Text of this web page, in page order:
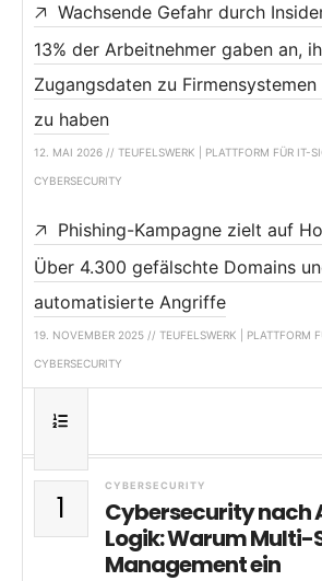
Wachsende Gefahr durch
13% der Arbeitnehmer gaben an,
Zugangsdaten zu
zu haben
12. MAI 2026 // TEUFELSWERK | PLATTFORM FÜR IT-
CYBERSECURITY
Phishing-Kampagne zielt auf
Über 4.300 gefälschte Domains
automatisierte Angriffe
19. NOVEMBER 2025 // TEUFELSWERK | PLATTFORM
CYBERSECURITY
1
CYBERSECURITY
Cybersecurity nach
Logik: Warum Multi-
Management ein